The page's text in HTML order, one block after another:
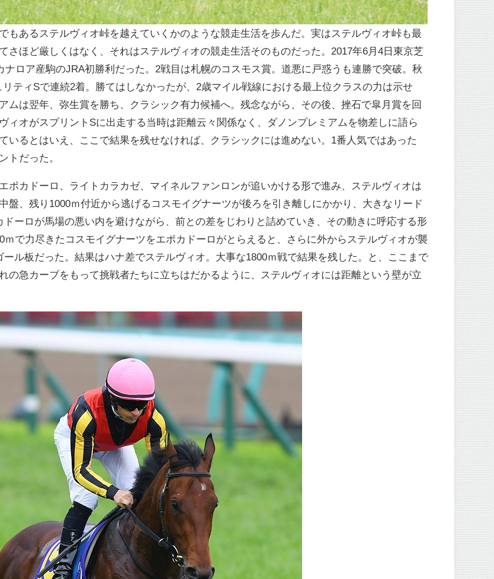
もあるステルヴィオ峠を越えていくかのような競走生活を歩んだ。実はステルヴィオ峠も最
さほど厳しくはなく、それはステルヴィオの競走生活そのものだった。2017年6月4日東京芝
ナロア産駒のJRA初勝利だった。2戦目は札幌のコスモス賞。道悪に戸惑うも連勝で突破。秋
ティSで連続2着。勝てはしなかったが、2歳マイル戦線における最上位クラスの力は示せ
ムは翌年、弥生賞を勝ち、クラシック有力候補へ。残念ながら、その後、挫石で皐月賞を回
ィオがスプリントSに出走する当時は距離云々関係なく、ダノンプレミアムを物差しに語ら
いるとはいえ、ここで結果を残せなければ、クラシックには進めない。1番人気ではあった
トだった。
ポカドーロ、ライトカラカゼ、マイネルファンロンが追いかける形で進み、ステルヴィオは
盤、残り1000ｍ付近から逃げるコスモイグナーツが後ろを引き離しにかかり、大きなリード
ーロが馬場の悪い内を避けながら、前との差をじわりと詰めていき、その動きに呼応する形
で力尽きたコスモイグナーツをエポカドーロがとらえると、さらに外からステルヴィオが襲
ル板だった。結果はハナ差でステルヴィオ。大事な1800ｍ戦で結果を残した。と、ここまで
の急カーブをもって挑戦者たちに立ちはだかるように、ステルヴィオには距離という壁が立